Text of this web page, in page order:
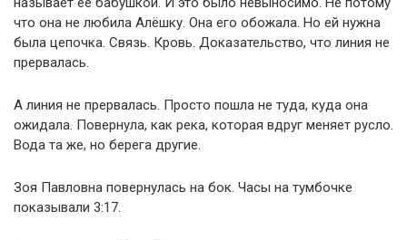
что она не любила Алёшку. Она его обожала. Но ей нужна
была цепочка. Связь. Кровь. Доказательство, что линия не
прервалась.
А линия не прервалась. Просто пошла не туда, куда она
ожидала. Повернула, как река, которая вдруг меняет русло.
Вода та же, но берега другие.
Зоя Павловна повернулась на бок. Часы на тумбочке
показывали 3:17.